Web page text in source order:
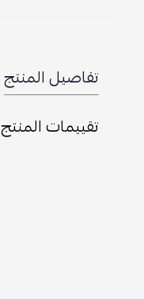
تفاصيل المنتج
تقييمات المنتج